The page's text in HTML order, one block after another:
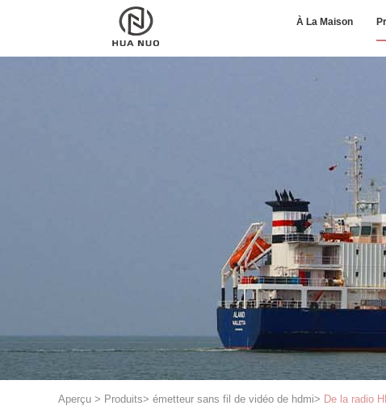
À La Maison
Aperçu > Produits> émetteur sans fil de vidéo de hdmi> De la radio